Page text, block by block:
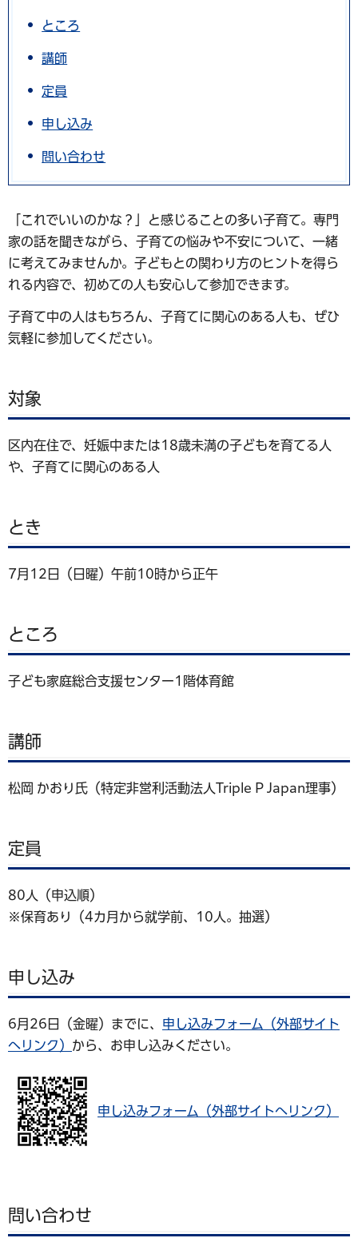
ところ
講師
定員
申し込み
問い合わせ
「これでいいのかな？」と感じることの多い子育て。専門
家の話を聞きながら、子育ての悩みや不安について、一緒
に考えてみませんか。子どもとの関わり方のヒントを得ら
れる内容で、初めての人も安心して参加できます。
子育て中の人はもちろん、子育てに関心のある人も、ぜひ
気軽に参加してください。
対象
区内在住で、妊娠中または18歳未満の子どもを育てる人
や、子育てに関心のある人
とき
7月12日（日曜）午前10時から正午
ところ
子ども家庭総合支援センター1階体育館
講師
松岡 かおり氏（特定非営利活動法人Triple P Japan理事）
定員
80人（申込順）
※保育あり（4カ月から就学前、10人。抽選）
申し込み
6月26日（金曜）までに、 申し込みフォーム（外部サイト
へリンク） から、お申し込みください。
申し込みフォーム（外部サイトへリンク）
問い合わせ